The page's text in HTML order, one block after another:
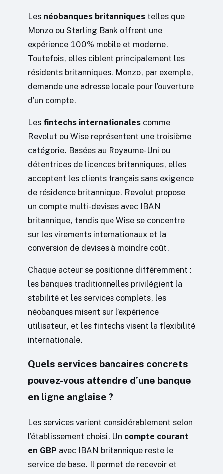
Les néobanques britanniques telles que
Monzo ou Starling Bank offrent une
expérience 100% mobile et moderne.
Toutefois, elles ciblent principalement les
résidents britanniques. Monzo, par exemple,
demande une adresse locale pour l’ouverture
d’un compte.
Les fintechs internationales comme
Revolut ou Wise représentent une troisième
catégorie. Basées au Royaume-Uni ou
détentrices de licences britanniques, elles
acceptent les clients français sans exigence
de résidence britannique. Revolut propose
un compte multi-devises avec IBAN
britannique, tandis que Wise se concentre
sur les virements internationaux et la
conversion de devises à moindre coût.
Chaque acteur se positionne différemment :
les banques traditionnelles privilégient la
stabilité et les services complets, les
néobanques misent sur l’expérience
utilisateur, et les fintechs visent la flexibilité
internationale.
Quels services bancaires concrets
pouvez-vous attendre d’une banque
en ligne anglaise ?
Les services varient considérablement selon
l’établissement choisi. Un compte courant
en GBP avec IBAN britannique reste le
service de base. Il permet de recevoir et